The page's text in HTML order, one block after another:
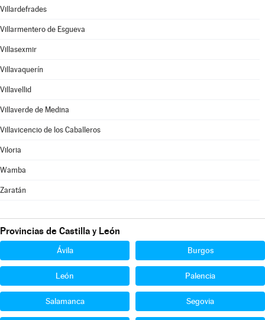
Villardefrades
Villarmentero de Esgueva
Villasexmir
Villavaquerín
Villavellid
Villaverde de Medina
Villavicencio de los Caballeros
Viloria
Wamba
Zaratán
Provincias de Castilla y León
Ávila Burgos
León Palencia
Salamanca Segovia